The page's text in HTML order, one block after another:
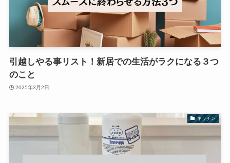
引越しやる事リスト！新居での生活がラクになる３つ
のこと
2025年3月2日
キッチン